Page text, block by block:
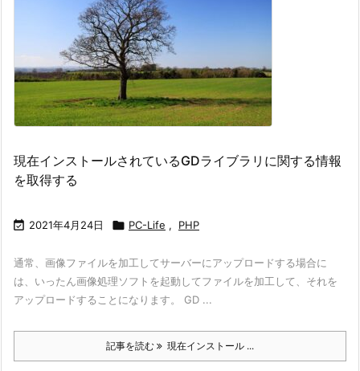
現在インストールされているGDライブラリに関する情報
を取得する
 2021年4月24日  PC-Life , PHP
通常、画像ファイルを加工してサーバーにアップロードする場合に
は、いったん画像処理ソフトを起動してファイルを加工して、それを
アップロードすることになります。 GD ...
記事を読む 現在インストール ...